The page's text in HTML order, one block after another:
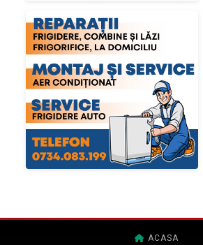
ACASA